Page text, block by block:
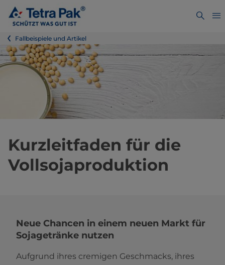
Fallbeispiele und Artikel
Kurzleitfaden für die
Vollsojaproduktion
Neue Chancen in einem neuen Markt für
Sojagetränke nutzen
Aufgrund ihres cremigen Geschmacks, ihres